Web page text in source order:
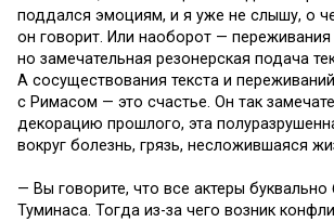
поддался эмоциям, и я уже не слышу, о
он говорит. Или наоборот — переживания
но замечательная резонерская подача
А сосуществования текста и
с Римасом — это счастье. Он так
декорацию прошлого, эта
вокруг болезнь, грязь, несложившаяся
— Вы говорите, что все актеры буквально
Туминаса. Тогда из-за чего возник